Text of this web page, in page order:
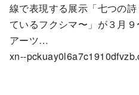
線で表現する展示「七つの
ているフクシマ〜」が３月
アーツ…
xn--